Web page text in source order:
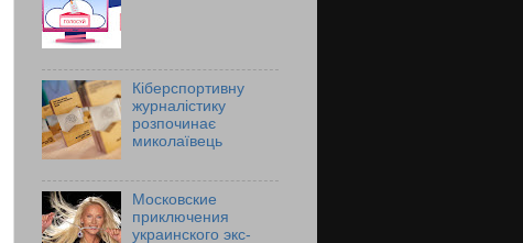
Кіберспортивну
журналістику
розпочинає
миколаївець
Московские
приключения
украинского экс-